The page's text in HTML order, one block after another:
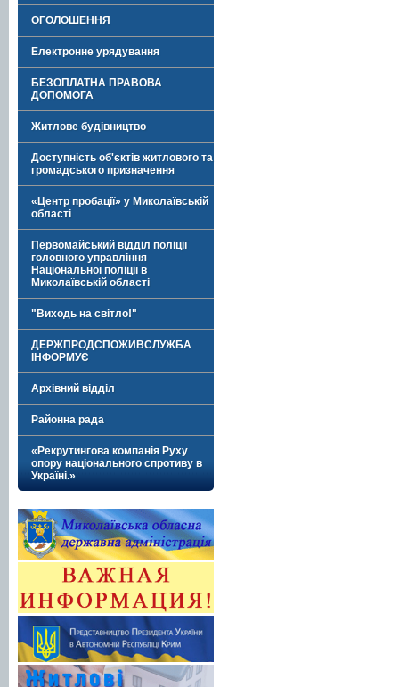
ОГОЛОШЕННЯ
Електронне урядування
БЕЗОПЛАТНА ПРАВОВА
ДОПОМОГА
Житлове будівництво
Доступність об'єктів житлового та
громадського призначення
«Центр пробації» у Миколаївській
області
Первомайський відділ поліції
головного управління
Національної поліції в
Миколаївській області
"Виходь на світло!"
ДЕРЖПРОДСПОЖИВСЛУЖБА
ІНФОРМУЄ
Архівний відділ
Районна рада
«Рекрутингова компанія Руху
опору національного спротиву в
Україні.»